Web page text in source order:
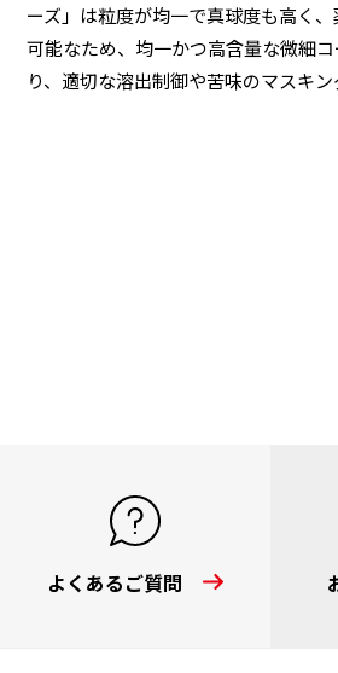
ーズ」は粒度が均一で真球度も高く
可能なため、均一かつ高含量な微細
り、適切な溶出制御や苦味のマスキン
よくあるご質問